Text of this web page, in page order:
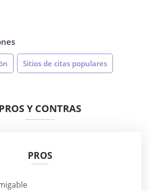
Sitios de citas populares
Y CONTRAS
PROS